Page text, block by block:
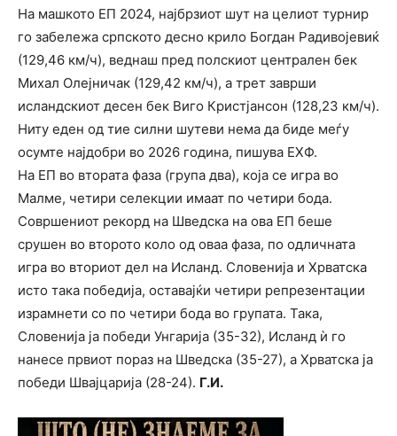
На машкото ЕП 2024, најбрзиот шут на целиот турнир
го забележа српското десно крило Богдан Радивојевиќ
(129,46 км/ч), веднаш пред полскиот централен бек
Михал Олејничак (129,42 км/ч), а трет заврши
исландскиот десен бек Виго Кристјансон (128,23 км/ч).
Ниту еден од тие силни шутеви нема да биде меѓу
осумте најдобри во 2026 година, пишува ЕХФ.
На ЕП во втората фаза (група два), која се игра во
Малме, четири селекции имаат по четири бода.
Совршениот рекорд на Шведска на ова ЕП беше
срушен во второто коло од оваа фаза, по одличната
игра во вториот дел на Исланд. Словенија и Хрватска
исто така победија, оставајќи четири репрезентации
израмнети со по четири бода во групата. Така,
Словенија ја победи Унгарија (35-32), Исланд ѝ го
нанесе првиот пораз на Шведска (35-27), а Хрватска ја
победи Швајцарија (28-24). Г.И.